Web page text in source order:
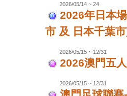
2026/05/14 ~ 24
2026年日本
市 及 日本千葉
2026/05/15 ~ 12/31
2026澳門五
2026/05/15 ~ 12/31